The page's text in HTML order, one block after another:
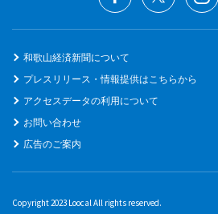
和歌山経済新聞について
プレスリリース・情報提供はこちらから
アクセスデータの利用について
お問い合わせ
広告のご案内
Copyright 2023 Loocal All rights reserved.